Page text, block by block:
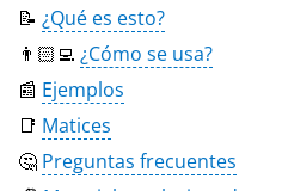
📝 ¿Qué es esto?
👨🏻‍💻 ¿Cómo se usa?
📰 Ejemplos
📑 Matices
🤔 Preguntas frecuentes